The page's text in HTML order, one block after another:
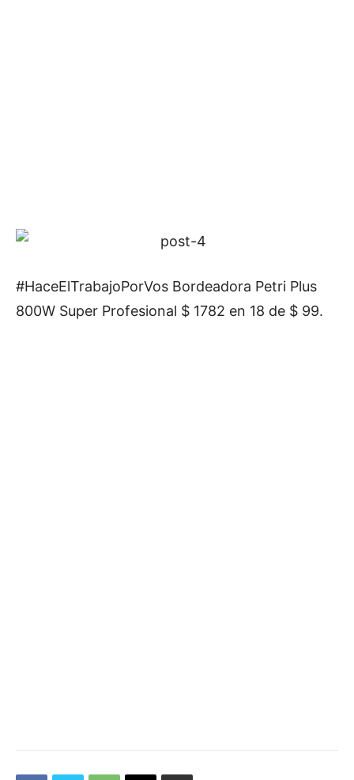
#HaceElTrabajoPorVos Bordeadora Petri Plus
800W Super Profesional $ 1782 en 18 de $ 99.